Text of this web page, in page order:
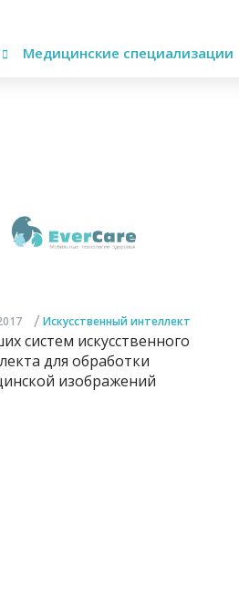
Медицинские специализации
/ Искусственный интеллект
систем искусственного
для обработки
изображений